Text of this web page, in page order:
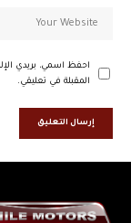
احفظ اسمي، بريدي
المقبلة في تعليقي.